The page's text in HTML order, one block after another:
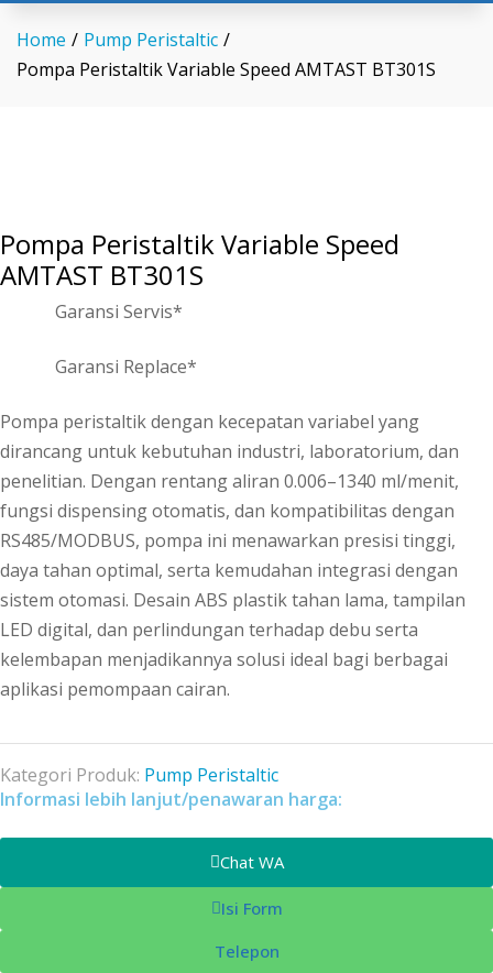
Home / Pump Peristaltic /
Pompa Peristaltik Variable Speed AMTAST BT301S
Pompa Peristaltik Variable Speed
AMTAST BT301S
Garansi Servis*
Garansi Replace*
Pompa peristaltik dengan kecepatan variabel yang
dirancang untuk kebutuhan industri, laboratorium, dan
penelitian. Dengan rentang aliran 0.006–1340 ml/menit,
fungsi dispensing otomatis, dan kompatibilitas dengan
RS485/MODBUS, pompa ini menawarkan presisi tinggi,
daya tahan optimal, serta kemudahan integrasi dengan
sistem otomasi. Desain ABS plastik tahan lama, tampilan
LED digital, dan perlindungan terhadap debu serta
kelembapan menjadikannya solusi ideal bagi berbagai
aplikasi pemompaan cairan.
Kategori Produk: Pump Peristaltic
Informasi lebih lanjut/penawaran harga:
Chat WA
Isi Form
Telepon